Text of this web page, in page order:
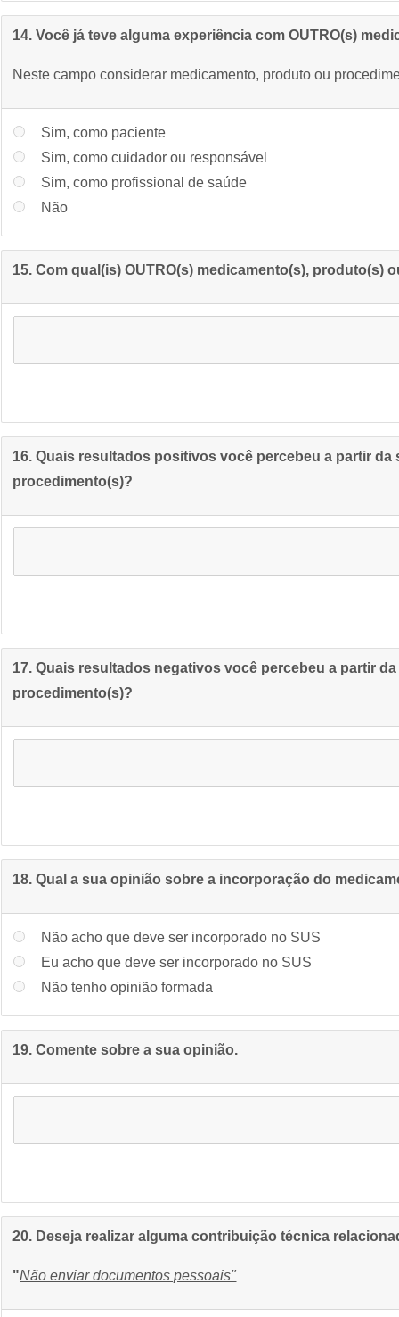
14. Você já teve alguma experiência com OUTRO(s)
Neste campo considerar medicamento, produto ou
Sim, como paciente
Sim, como cuidador ou responsável
Sim, como profissional de saúde
Não
15. Com qual(is) OUTRO(s) medicamento(s),
16. Quais resultados positivos você percebeu a partir
procedimento(s)?
17. Quais resultados negativos você percebeu a partir
procedimento(s)?
18. Qual a sua opinião sobre a incorporação do
Não acho que deve ser incorporado no SUS
Eu acho que deve ser incorporado no SUS
Não tenho opinião formada
19. Comente sobre a sua opinião.
20. Deseja realizar alguma contribuição técnica
"Não enviar documentos pessoais"